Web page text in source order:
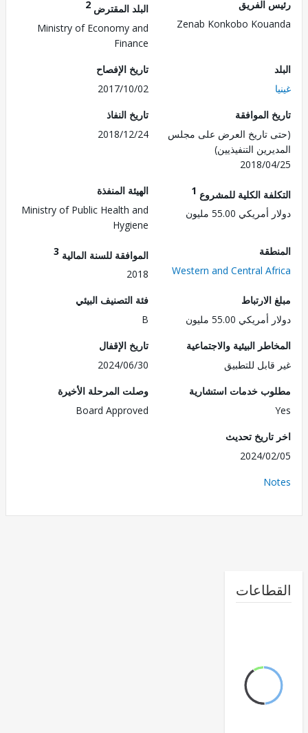
الفريق
Zenab Konkobo
البلد المقترض
Ministry of Economy and
تاريخ الإفصاح
2017/10/02
الموافقة
تاريخ العرض على مجلس
التنفيذيين)
2018/
تاريخ النفاذ
2018/12/24
الكلية للمشروع1
55.00 مليون
الهيئة المنفذة
Ministry of Public Health and
Hygiene
Western and Central
الموافقة للسنة المالية3
2018
55.00 مليون
فئة التصنيف البيئي
البيئية والاجتماعية
للتطبيق
تاريخ الإقفال
2024/06/30
خدمات استشارية
وصلت المرحلة الأخيرة
Board Approved
تحديث
2024/